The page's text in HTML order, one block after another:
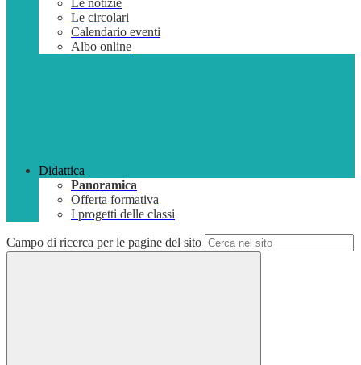
Le notizie
Le circolari
Calendario eventi
Albo online
Didattica
Panoramica
Offerta formativa
I progetti delle classi
Campo di ricerca per le pagine del sito